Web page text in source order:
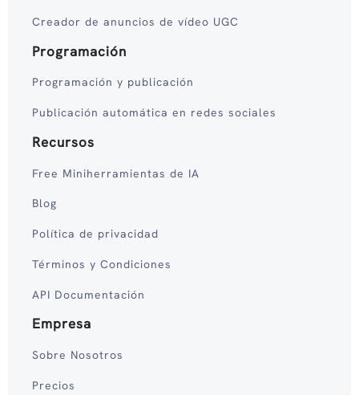
Creador de anuncios de vídeo UGC
Programación
Programación y publicación
Publicación automática en redes sociales
Recursos
Free Miniherramientas de IA
Blog
Política de privacidad
Términos y Condiciones
API Documentación
Empresa
Sobre Nosotros
Precios